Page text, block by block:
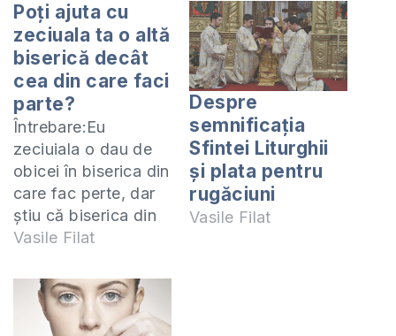
Poți ajuta cu
zeciuala ta o altă
biserică decât
cea din care faci
parte?
Întrebare:Eu
zeciuiala o dau de
obicei în biserica din
care fac perte, dar
știu că biserica din
satul meu este în
cu ce să cumpere
de foc pe iarnă. Pot
să dau la biserica
Vasile Filat
Despre
semnificaţia
Sfintei Liturghii
şi plata pentru
rugăciuni
Vasile Filat